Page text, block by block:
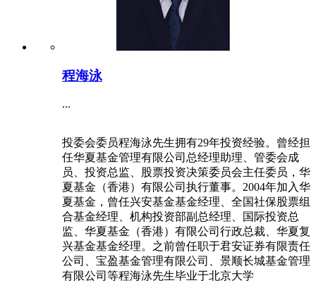
程海泳
...
投委会委员程海泳先生拥有29年投资经验。曾经担
任华夏基金管理有限公司总经理助理、管委会成
员、投资总监、股票投资决策委员会主任委员，华
夏基金（香港）有限公司执行董事。2004年加入华
夏基金，曾任兴安基金基金经理、全国社保股票组
合基金经理、机构投资部副总经理、国际投资总
监、华夏基金（香港）有限公司行政总裁、华夏复
兴基金基金经理。之前曾任职于君安证券有限责任
公司、宝盈基金管理有限公司、景顺长城基金管理
有限公司等程海泳先生毕业于北京大学